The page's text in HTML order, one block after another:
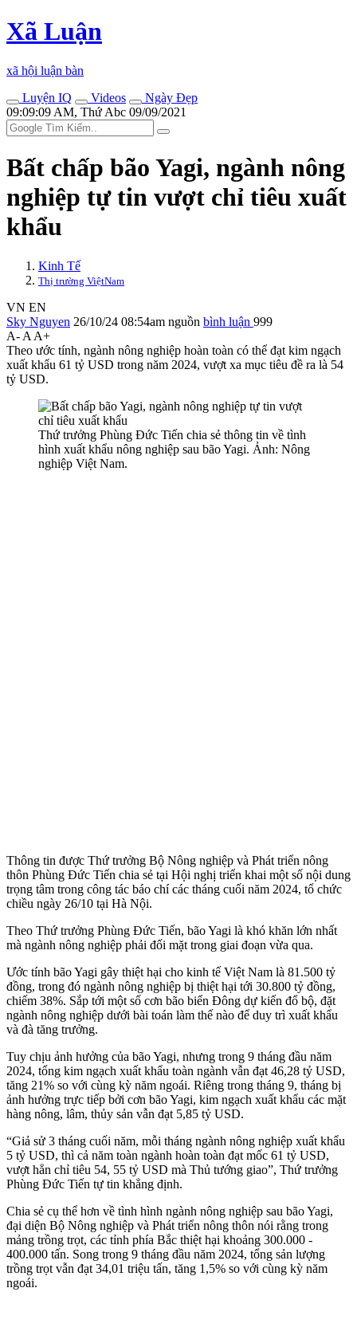
Xã Luận
xã hội luận bàn
Luyện IQ
Videos
Ngày Đẹp
09:09:09 AM, Thứ Abc 09/09/2021
Bất chấp bão Yagi, ngành nông
nghiệp tự tin vượt chỉ tiêu xuất
khẩu
Kinh Tế
Thị trường ViệtNam
VN EN
Sky Nguyen 26/10/24 08:54am nguồn bình luận 999
A- A A+
Theo ước tính, ngành nông nghiệp hoàn toàn có thể đạt kim ngạch
xuất khẩu 61 tỷ USD trong năm 2024, vượt xa mục tiêu đề ra là 54
tỷ USD.
Thứ trưởng Phùng Đức Tiến chia sẻ thông tin về tình
hình xuất khẩu nông nghiệp sau bão Yagi. Ảnh: Nông
nghiệp Việt Nam.
Thông tin được Thứ trưởng Bộ Nông nghiệp và Phát triển nông
thôn Phùng Đức Tiến chia sẻ tại Hội nghị triển khai một số nội dung
trọng tâm trong công tác báo chí các tháng cuối năm 2024, tổ chức
chiều ngày 26/10 tại Hà Nội.
Theo Thứ trưởng Phùng Đức Tiến, bão Yagi là khó khăn lớn nhất
mà ngành nông nghiệp phải đối mặt trong giai đoạn vừa qua.
Ước tính bão Yagi gây thiệt hại cho kinh tế Việt Nam là 81.500 tỷ
đồng, trong đó ngành nông nghiệp bị thiệt hại tới 30.800 tỷ đồng,
chiếm 38%. Sắp tới một số cơn bão biển Đông dự kiến đổ bộ, đặt
ngành nông nghiệp dưới bài toán làm thế nào để duy trì xuất khẩu
và đà tăng trưởng.
Tuy chịu ảnh hưởng của bão Yagi, nhưng trong 9 tháng đầu năm
2024, tổng kim ngạch xuất khẩu toàn ngành vẫn đạt 46,28 tỷ USD,
tăng 21% so với cùng kỳ năm ngoái. Riêng trong tháng 9, tháng bị
ảnh hưởng trực tiếp bởi cơn bão Yagi, kim ngạch xuất khẩu các mặt
hàng nông, lâm, thủy sản vẫn đạt 5,85 tỷ USD.
“Giả sử 3 tháng cuối năm, mỗi tháng ngành nông nghiệp xuất khẩu
5 tỷ USD, thì cả năm toàn ngành hoàn toàn đạt mốc 61 tỷ USD,
vượt hẳn chỉ tiêu 54, 55 tỷ USD mà Thủ tướng giao”, Thứ trưởng
Phùng Đức Tiến tự tin khẳng định.
Chia sẻ cụ thể hơn về tình hình ngành nông nghiệp sau bão Yagi,
đại diện Bộ Nông nghiệp và Phát triển nông thôn nói rằng trong
mảng trồng trọt, các tỉnh phía Bắc thiệt hại khoảng 300.000 -
400.000 tấn. Song trong 9 tháng đầu năm 2024, tổng sản lượng
trồng trọt vẫn đạt 34,01 triệu tấn, tăng 1,5% so với cùng kỳ năm
ngoái.